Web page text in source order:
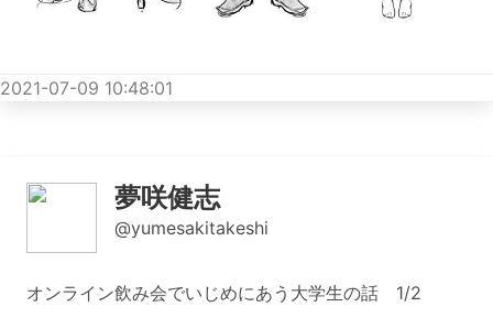
2021-07-09 10:48:01
夢咲健志
@yumesakitakeshi
オンライン飲み会でいじめにあう大学生の話 1/2